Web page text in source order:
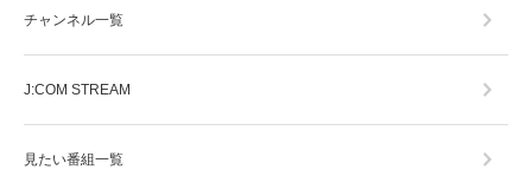
チャンネル一覧
J:COM STREAM
見たい番組一覧